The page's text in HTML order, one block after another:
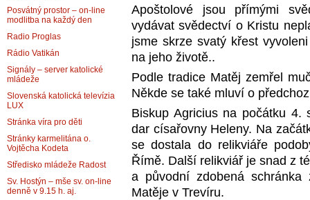
Apoštolové jsou přímými
vydávat svědectví o Kristu
jsme skrze svatý křest
na jeho životě..
Podle tradice Matěj zemřel
Někde se také mluví o
Biskup Agricius na počátku 4.
dar císařovny Heleny. Na
se dostala do relikviáře
Římě. Další relikviář je snad z
a původní zdobená
Matěje v Trevíru.
Posvátný prostor – on-line
modlitba na každý den
Radio Proglas
Rádio Vatikán
Signály – server katolické
mládeže
Slovenská katolická televízia
LUX
Stránka víra pro děti
Stránky karmelitána o.
Vojtěcha Kodeta
Středisko mládeže Radost
Sv. Hostýn – mše sv. on-line
denně v 9.15 h. aj.